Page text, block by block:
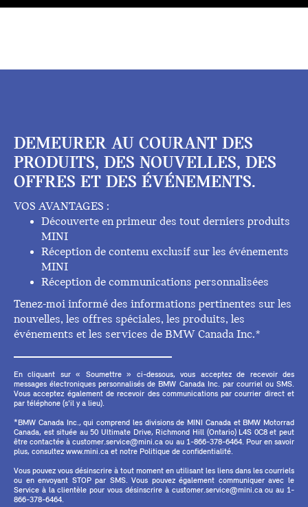
DEMEURER AU COURANT DES
PRODUITS, DES NOUVELLES, DES
OFFRES ET DES ÉVÉNEMENTS.
VOS AVANTAGES :
Découverte en primeur des tout derniers produits
MINI
Réception de contenu exclusif sur les événements
MINI
Réception de communications personnalisées
Tenez-moi informé des informations pertinentes sur les
nouvelles, les offres spéciales, les produits, les
événements et les services de BMW Canada Inc.*
En cliquant sur « Soumettre » ci-dessous, vous acceptez de recevoir des
messages électroniques personnalisés de BMW Canada Inc. par courriel ou SMS.
Vous acceptez également de recevoir des communications par courrier direct et
par téléphone (s'il y a lieu).
*BMW Canada Inc., qui comprend les divisions de MINI Canada et BMW Motorrad
Canada, est située au 50 Ultimate Drive, Richmond Hill (Ontario) L4S 0C8 et peut
être contactée à customer.service@mini.ca ou au 1-866-378-6464. Pour en savoir
plus, consultez www.mini.ca et notre Politique de confidentialité.
Vous pouvez vous désinscrire à tout moment en utilisant les liens dans les courriels
ou en envoyant STOP par SMS. Vous pouvez également communiquer avec le
Service à la clientèle pour vous désinscrire à customer.service@mini.ca ou au 1-
866-378-6464.